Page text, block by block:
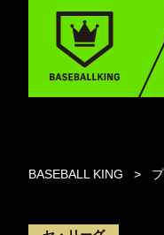
BASEBALL KING